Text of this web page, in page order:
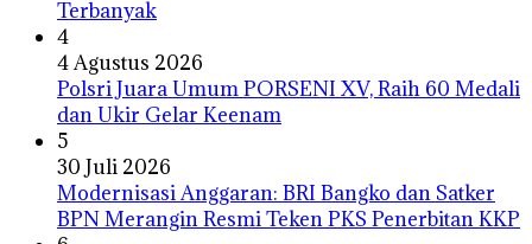
Terbanyak
4
4 Agustus 2026
Polsri Juara Umum PORSENI XV, Raih 60 Medali
dan Ukir Gelar Keenam
5
30 Juli 2026
Modernisasi Anggaran: BRI Bangko dan Satker
BPN Merangin Resmi Teken PKS Penerbitan KKP